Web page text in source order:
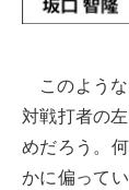
このよう
対戦打者の
めだろう。
かに偏って